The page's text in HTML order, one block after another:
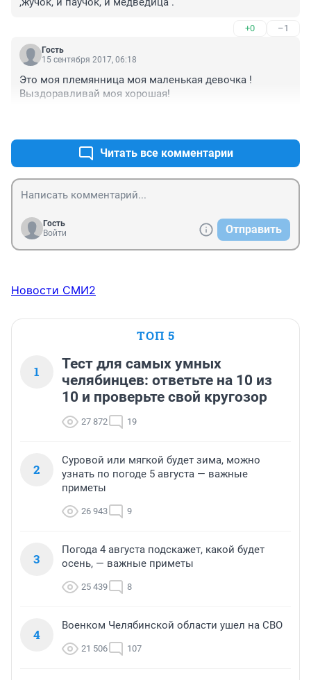
+0 –1
Гость
15 сентября 2017, 06:18
Это моя племянница моя маленькая девочка !
Выздоравливай моя хорошая!
Читать все комментарии
Гость
Войти
Отправить
Новости СМИ2
ТОП 5
1
Тест для самых умных
челябинцев: ответьте на 10 из
10 и проверьте свой кругозор
27 872 19
2
Суровой или мягкой будет зима, можно
узнать по погоде 5 августа — важные
приметы
26 943 9
3
Погода 4 августа подскажет, какой будет
осень, — важные приметы
25 439 8
4
Военком Челябинской области ушел на СВО
21 506 107